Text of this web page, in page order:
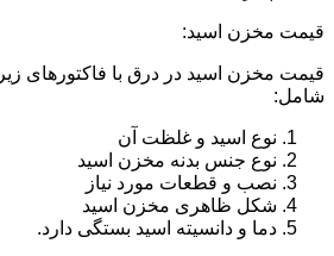
قیمت مخزن اسید:
قیمت مخزن اسید در درق با
شامل:
نوع اسید و غلظت آن
نوع جنس بدنه مخزن اسید
نصب و قطعات مورد نیاز
شکل ظاهری مخزن اسید
دما و دانسیته اسید بستگی دارد.